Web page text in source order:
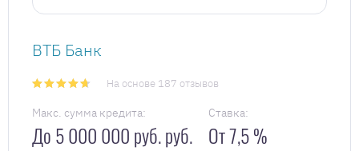
ВТБ Банк
На основе 187 отзывов
Макс. сумма кредита:
До 5 000 000 руб. руб.
Ставка:
От 7,5 %